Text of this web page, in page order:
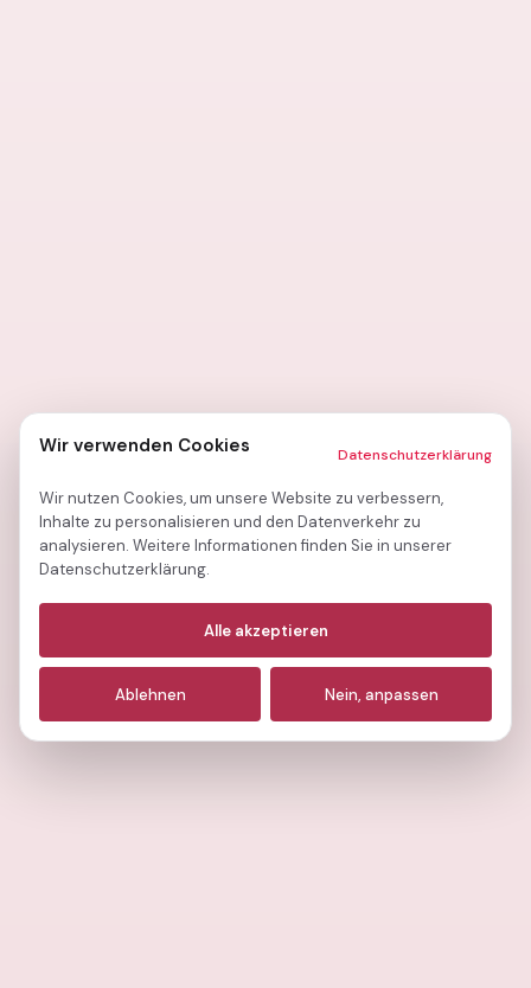
Wir verwenden Cookies Datenschutzerklärung
Wir nutzen Cookies, um unsere Website zu verbessern,
Inhalte zu personalisieren und den Datenverkehr zu
analysieren. Weitere Informationen finden Sie in unserer
Datenschutzerklärung.
(immer aktiv)
Analyse
Alle akzeptieren
Ablehnen Nein, anpassen